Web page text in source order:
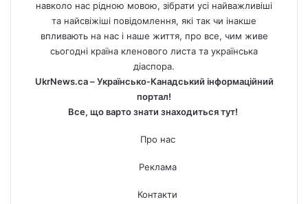
навколо нас рідною мовою, зібрати усі найважливіші
та найсвіжіші повідомлення, які так чи інакше
впливають на нас і наше життя, про все, чим живе
сьогодні країна кленового листа та українська
діаспора.
UkrNews.ca – Українсько-Канадський інформаційний
портал!
Все, що варто знати знаходиться тут!
Про нас
Реклама
Контакти